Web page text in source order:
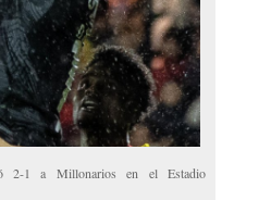
2-1 a Millonarios en el Estadio